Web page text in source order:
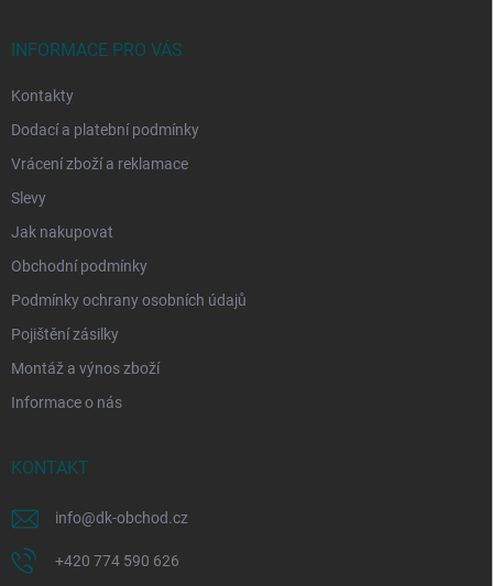
INFORMACE PRO VÁS
Kontakty
Dodací a platební podmínky
Vrácení zboží a reklamace
Slevy
Jak nakupovat
Obchodní podmínky
Podmínky ochrany osobních údajů
Pojištění zásilky
Montáž a výnos zboží
Informace o nás
KONTAKT
info@dk-obchod.cz
+420 774 590 626